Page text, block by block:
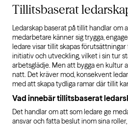
Tillitsbaserat
Ledarskap baserat på tillit handlar om
medarbetare känner sig trygga,
ledare visar tillit skapas förutsättningar
initiativ och utveckling, vilket i sin tur
arbetsglädje. Men att bygga en kultur
natt. Det kräver mod, konsekvent
med att skapa tydliga ramar där tillit
Vad innebär tillitsbaserat
Det handlar om att som ledare ge
ansvar och fatta beslut inom sina